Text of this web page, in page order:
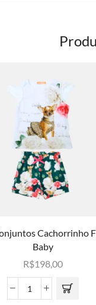
Cachorrinho
Baby
R$198,00